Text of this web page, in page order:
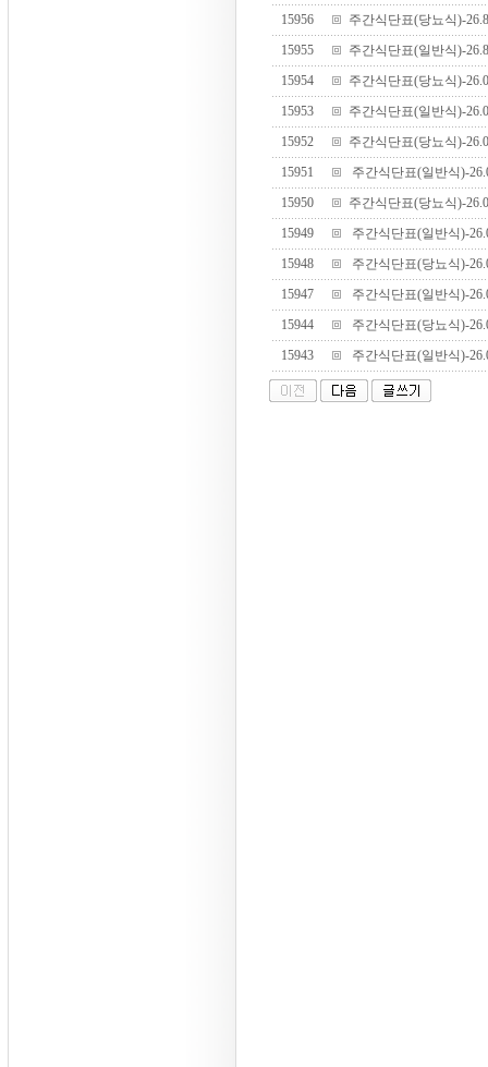
15956
주간식단표(당뇨식)-
15955
주간식단표(일반식)-
15954
주간식단표(당뇨식)-
15953
주간식단표(일반식)-
15952
주간식단표(당뇨식)-
15951
주간식단표(일반식)-
15950
주간식단표(당뇨식)-
15949
주간식단표(일반식)-
15948
주간식단표(당뇨식)-
15947
주간식단표(일반식)-
15944
주간식단표(당뇨식)-
15943
주간식단표(일반식)-